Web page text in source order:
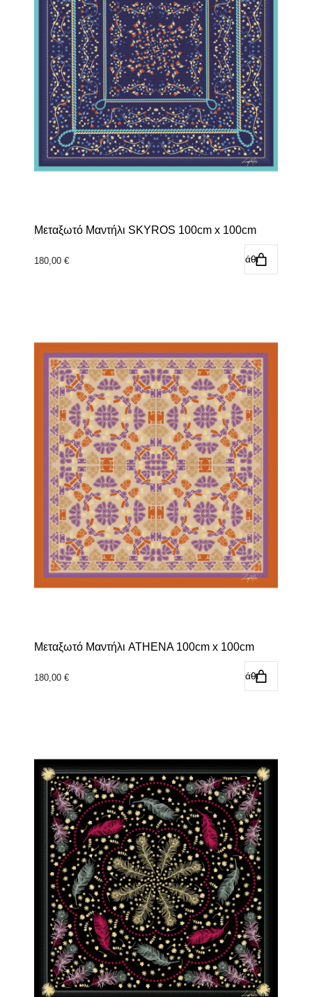
Μεταξωτό Μαντήλι SKYROS 100cm x 100cm
180,00 € Προσθήκη στο καλάθι
Μεταξωτό Μαντήλι ATHENA 100cm x 100cm
180,00 € Προσθήκη στο καλάθι